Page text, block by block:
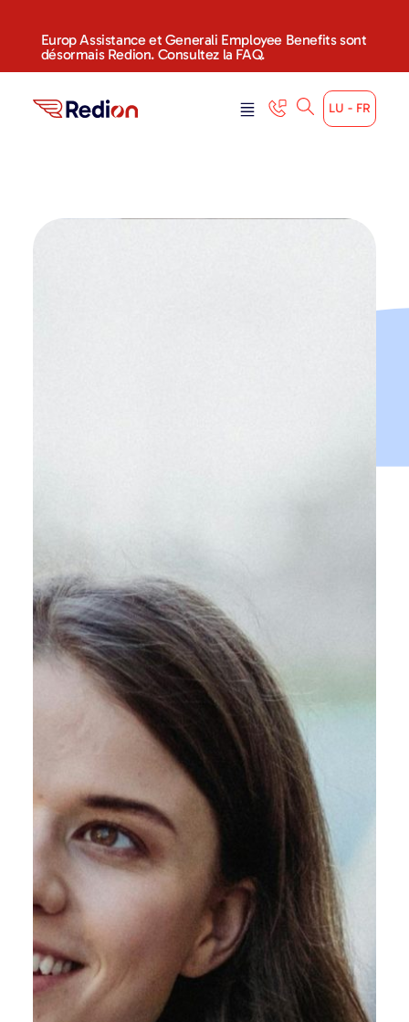
Europ Assistance et Generali Employee Benefits sont
désormais Redion. Consultez la FAQ.
LU - FR